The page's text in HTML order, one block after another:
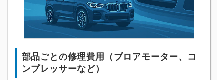
部品ごとの修理費用（ブロアモーター、コ
ンプレッサーなど）